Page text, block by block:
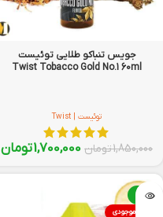
جویس تنباکو طلایی توئیست
Twist Tobacco Gold No.1 60ml
توئیست | Twist
1,850,000تومان 1,700,000تومان
-8%
اتمام موجودی